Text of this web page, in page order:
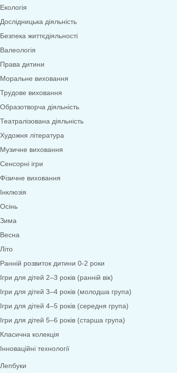
Переглянути категорії
Дидактичні ігри
Дидактичні ігри безкоштовно (*1грн)
Англійська мова
Грамота
Розвиток мовлення
Математика
Довкілля
Народознавство
Природа
Екологія
Дослідницька діяльність
Валеологія
Права дитини
Моральне виховання
Трудове виховання
Образотворча діяльність